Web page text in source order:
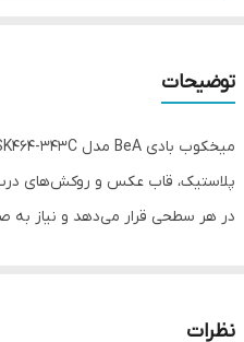
توضیحات
نظرات